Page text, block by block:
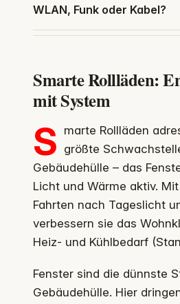
WLAN, Funk oder Kabel?
Smarte Rollläden:
mit System
S marte Rollläden
größte
Gebäudehülle – das
Licht und Wärme aktiv.
Fahrten nach Tageslicht
verbessern sie das
Heiz‑ und Kühlbedarf
Fenster sind die dünnste
Gebäudehülle. Hier